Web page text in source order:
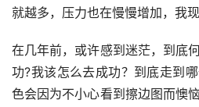
就越多，压力也在慢慢增加，我
在几年前，或许感到迷茫，到底
功?我该怎么去成功？到底走到
色会因为不小心看到擦边图而懊